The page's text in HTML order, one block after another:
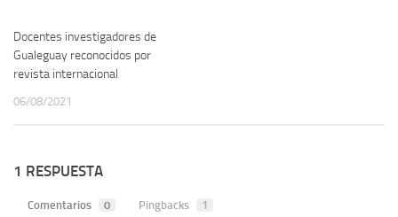
Docentes investigadores de
Gualeguay reconocidos por
revista internacional
06/08/2021
1 RESPUESTA
Comentarios 0 Pingbacks 1